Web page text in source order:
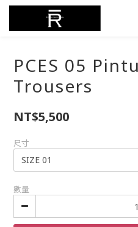
PCES 05
Trousers
NT$5,500
尺寸
數量